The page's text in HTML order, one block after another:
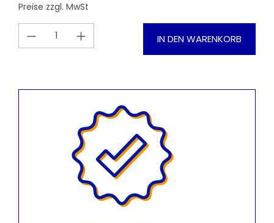
Preise zzgl. MwSt
Produkt Anzahl: Gib denIN DEN WARENKORB